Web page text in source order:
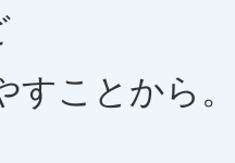
ことから。